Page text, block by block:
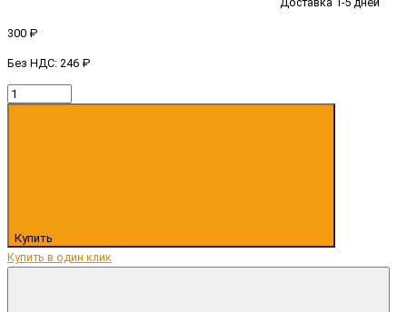
300 ₽
Без НДС: 246 ₽
Купить
Купить в один клик